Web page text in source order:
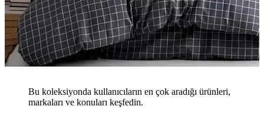
Bu koleksiyonda kullanıcıların en çok aradığı ürünleri,
markaları ve konuları keşfedin.